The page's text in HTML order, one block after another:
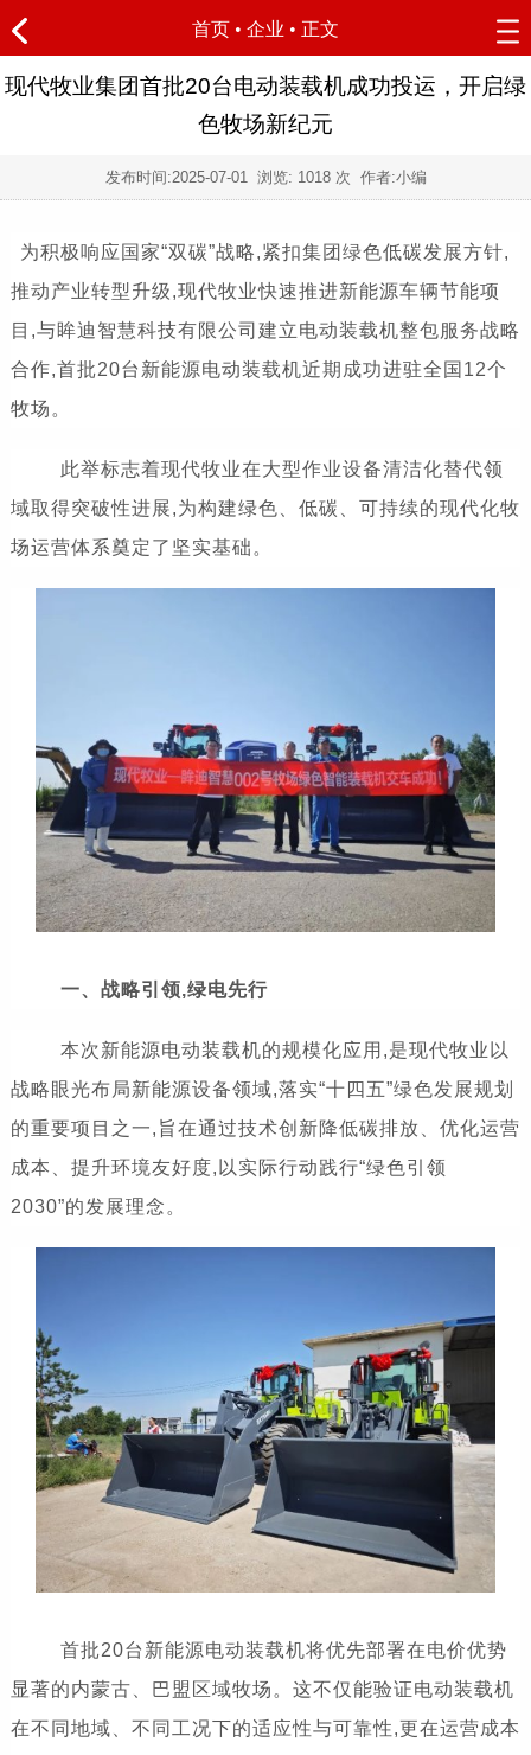
首页 • 企业 • 正文
现代牧业集团首批20台电动装载机成功投运，开启绿
色牧场新纪元
发布时间:2025-07-01 浏览: 1018 次 作者:小编
为积极响应国家“双碳”战略,紧扣集团绿色低碳发展方针,
推动产业转型升级,现代牧业快速推进新能源车辆节能项
目,与眸迪智慧科技有限公司建立电动装载机整包服务战略
合作,首批20台新能源电动装载机近期成功进驻全国12个
牧场。
此举标志着现代牧业在大型作业设备清洁化替代领
域取得突破性进展,为构建绿色、低碳、可持续的现代化牧
场运营体系奠定了坚实基础。
一、战略引领,绿电先行
本次新能源电动装载机的规模化应用,是现代牧业以
战略眼光布局新能源设备领域,落实“十四五”绿色发展规划
的重要项目之一,旨在通过技术创新降低碳排放、优化运营
成本、提升环境友好度,以实际行动践行“绿色引领
2030”的发展理念。
首批20台新能源电动装载机将优先部署在电价优势
显著的内蒙古、巴盟区域牧场。这不仅能验证电动装载机
在不同地域、不同工况下的适应性与可靠性,更在运营成本